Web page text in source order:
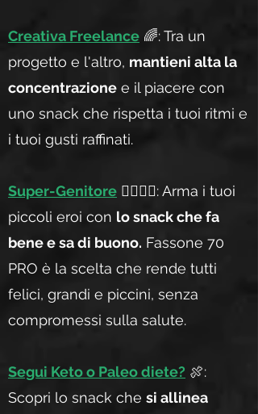
Creativa Freelance 🌈: Tra un
progetto e l'altro, mantieni alta la
concentrazione e il piacere con
uno snack che rispetta i tuoi ritmi e
i tuoi gusti raffinati.
Super-Genitore 🦸‍♂️🦸‍♀️: Arma i tuoi
piccoli eroi con lo snack che fa
bene e sa di buono. Fassone 70
PRO è la scelta che rende tutti
felici, grandi e piccini, senza
compromessi sulla salute.
Segui Keto o Paleo diete? 🍖:
Scopri lo snack che si allinea